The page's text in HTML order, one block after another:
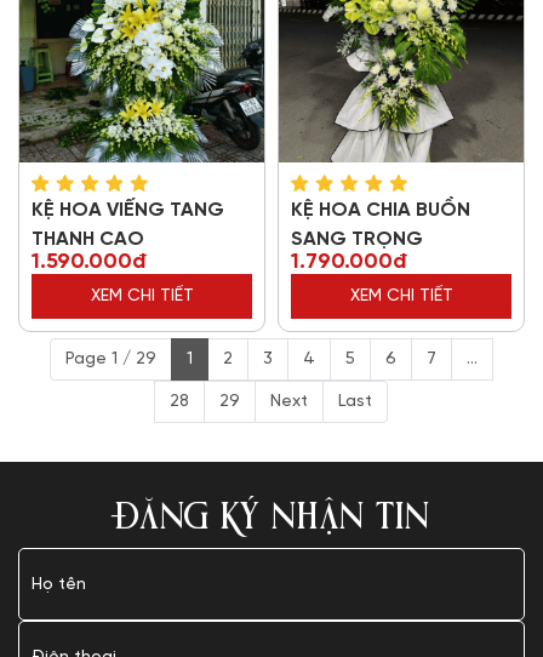
KỆ HOA VIẾNG TANG
THANH CAO
1.590.000đ
XEM CHI TIẾT
KỆ HOA CHIA BUỒN
SANG TRỌNG
1.790.000đ
XEM CHI TIẾT
Page 1 / 29 1 2 3 4 5 6 7 ...
28 29 Next Last
ĐĂNG KÝ NHẬN TIN